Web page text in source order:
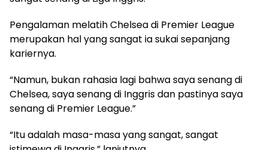
Pengalaman melatih Chelsea di Premier League
merupakan hal yang sangat ia sukai sepanjang
kariernya.
“Namun, bukan rahasia lagi bahwa saya senang di
Chelsea, saya senang di Inggris dan pastinya saya
senang di Premier League.”
“Itu adalah masa-masa yang sangat, sangat